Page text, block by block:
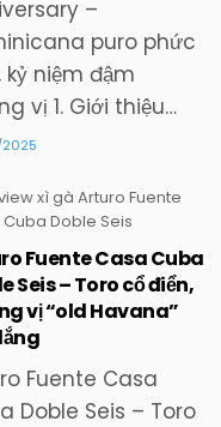
–
puro phức
kỷ niệm đậm
vị 1. Giới thiệu…
Posted
in
Fuente Casa Cuba
Seis – Toro cổ điển,
vị “old Havana”
Fuente Casa
Doble Seis – Toro